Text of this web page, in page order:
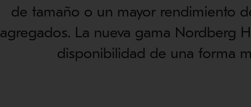
de tamaño o un mayor rendimiento
agregados. La nueva gama Nordberg
disponibilidad de una forma